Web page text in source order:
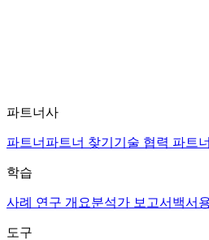
파트너사
파트너 파트너 찾기 기술 협력 파트
학습
사례 연구 개요분석가 보고서 백서
도구